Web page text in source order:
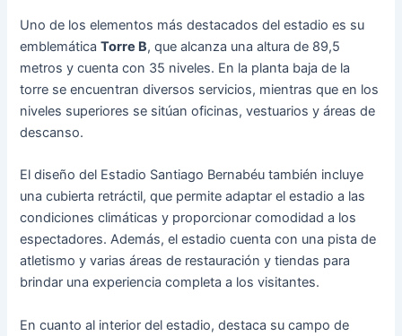
Uno de los elementos más destacados del estadio es su
emblemáticaTorre B, que alcanza una altura de 89,5
metros y cuenta con 35 niveles. En la planta baja de la
torre se encuentran diversos servicios, mientras que en los
niveles superiores se sitúan oficinas, vestuarios y áreas de
descanso.
El diseño del Estadio Santiago Bernabéu también incluye
una cubierta retráctil, que permite adaptar el estadio a las
condiciones climáticas y proporcionar comodidad a los
espectadores. Además, el estadio cuenta con una pista de
atletismo y varias áreas de restauración y tiendas para
brindar una experiencia completa a los visitantes.
En cuanto al interior del estadio, destaca su campo de